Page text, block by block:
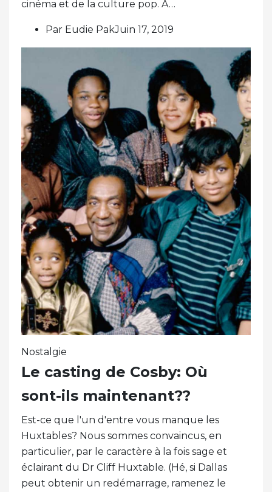
cinéma et de la culture pop. À…
Par Eudie PakJuin 17, 2019
Nostalgie
Le casting de Cosby: Où
sont-ils maintenant??
Est-ce que l'un d'entre vous manque les
Huxtables? Nous sommes convaincus, en
particulier, par le caractère à la fois sage et
éclairant du Dr Cliff Huxtable. (Hé, si Dallas
peut obtenir un redémarrage, ramenez le